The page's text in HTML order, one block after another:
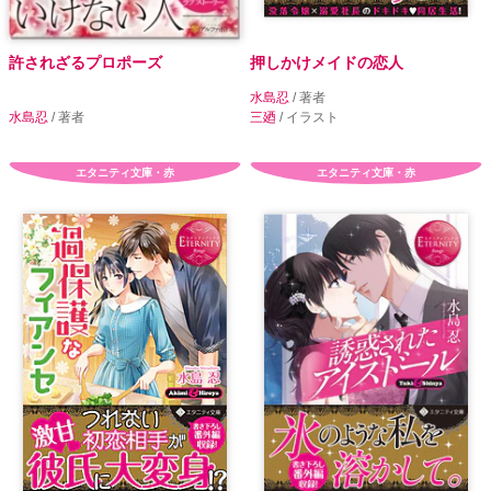
許されざるプロポーズ
水島忍 / 著者
押しかけメイドの恋人
水島忍 / 著者
三廼 / イラスト
エタニティ文庫・赤 エタニティ文庫・赤